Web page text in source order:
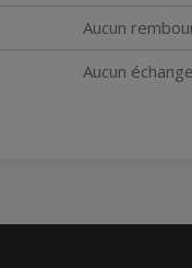
Aucun
Aucun échange